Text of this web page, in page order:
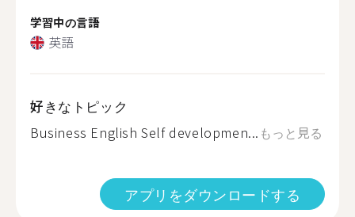
学習中の言語
英語
好きなトピック
Business English Self developmen... もっと見る
アプリをダウンロードする